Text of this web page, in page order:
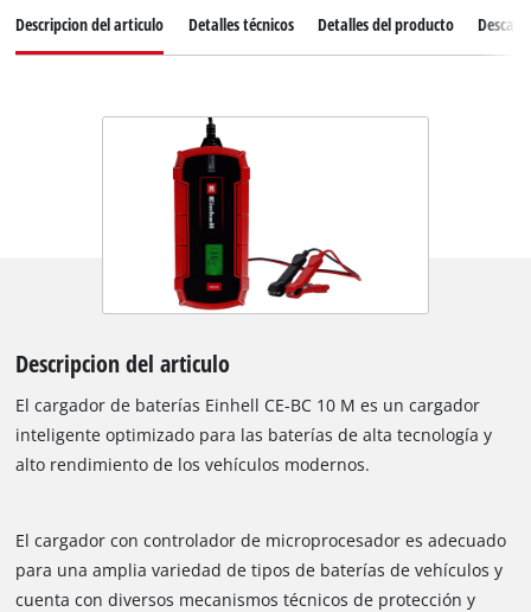
Descripcion del articulo Detalles técnicos Detalles del producto
Descripcion del articulo
El cargador de baterías Einhell CE-BC 10 M es un cargador
inteligente optimizado para las baterías de alta tecnología y
alto rendimiento de los vehículos modernos.
El cargador con controlador de microprocesador es adecuado
para una amplia variedad de tipos de baterías de vehículos y
cuenta con diversos mecanismos técnicos de protección y